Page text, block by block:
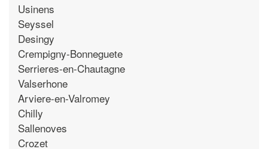
Usinens
Seyssel
Desingy
Crempigny-Bonneguete
Serrieres-en-Chautagne
Valserhone
Arviere-en-Valromey
Chilly
Sallenoves
Crozet